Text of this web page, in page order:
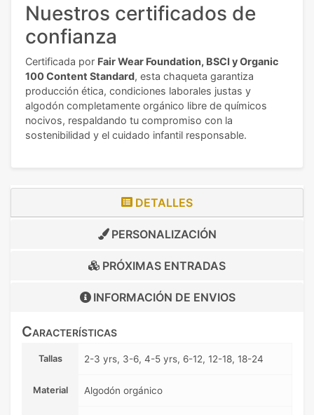
Nuestros certificados de
confianza
Certificada por Fair Wear Foundation, BSCI y Organic
100 Content Standard, esta chaqueta garantiza
producción ética, condiciones laborales justas y
algodón completamente orgánico libre de químicos
nocivos, respaldando tu compromiso con la
sostenibilidad y el cuidado infantil responsable.
DETALLES
PERSONALIZACIÓN
PRÓXIMAS ENTRADAS
INFORMACIÓN DE ENVIOS
Características
Tallas 2-3 yrs, 3-6, 4-5 yrs, 6-12, 12-18, 18-24
Material Algodón orgánico